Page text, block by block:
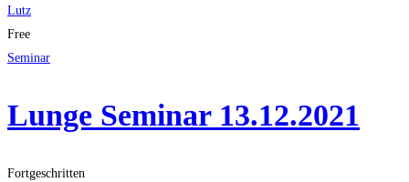
Lutz
Free
Seminar
Lunge Seminar 13.12.2021
Fortgeschritten